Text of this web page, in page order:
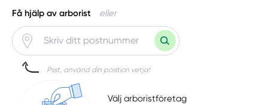
Få hjälp av arborist eller
Psst, använd din position vetja!
Välj arboristföretag